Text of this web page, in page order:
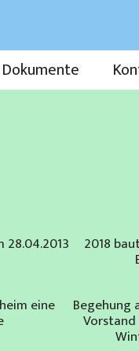
Dokumente
28.04.2013 2018
eine Begehung